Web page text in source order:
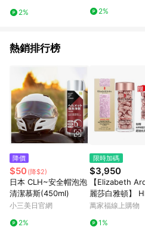
2%
2%
熱銷排行榜
降價
$50(降$2)
日本 CLH~安全帽泡泡
清潔慕斯(450ml)
小三美日官網
2%
限時加碼
$3,950
【Elizabeth
麗莎白雅頓】
金抗痕膠囊 60
萬家福線上購物
1%